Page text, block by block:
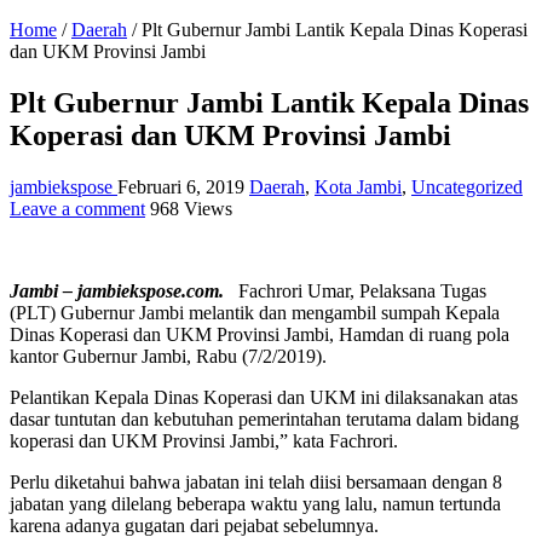
Home / Daerah / Plt Gubernur Jambi Lantik Kepala Dinas Koperasi
dan UKM Provinsi Jambi
Plt Gubernur Jambi Lantik Kepala Dinas
Koperasi dan UKM Provinsi Jambi
jambiekspose Februari 6, 2019 Daerah, Kota Jambi, Uncategorized
Leave a comment 968 Views
Jambi – jambiekspose.com. Fachrori Umar, Pelaksana Tugas
(PLT) Gubernur Jambi melantik dan mengambil sumpah Kepala
Dinas Koperasi dan UKM Provinsi Jambi, Hamdan di ruang pola
kantor Gubernur Jambi, Rabu (7/2/2019).
Pelantikan Kepala Dinas Koperasi dan UKM ini dilaksanakan atas
dasar tuntutan dan kebutuhan pemerintahan terutama dalam bidang
koperasi dan UKM Provinsi Jambi,” kata Fachrori.
Perlu diketahui bahwa jabatan ini telah diisi bersamaan dengan 8
jabatan yang dilelang beberapa waktu yang lalu, namun tertunda
karena adanya gugatan dari pejabat sebelumnya.